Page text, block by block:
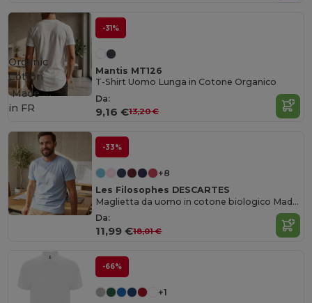
-31%
Mantis MT126
T-Shirt Uomo Lunga in Cotone Organico
Da:
9,16 €13,20 €
Organic
Cotton
Made
in FR
-33%
+8
Les Filosophes DESCARTES
Maglietta da uomo in cotone biologico Made in France
Da:
11,99 €18,01 €
-66%
+1